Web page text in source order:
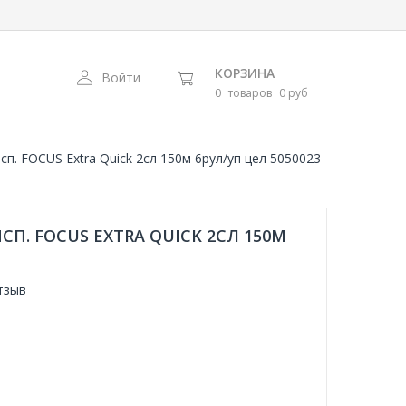
Войти КОРЗИНА
0 товаров 0 руб
FOCUS Extra Quick 2сл 150м 6рул/уп цел 5050023
EXTRA QUICK 2СЛ 150М